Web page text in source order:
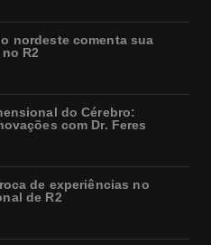
nordeste comenta sua
R2
do Cérebro:
com Dr. Feres
de experiências no
de R2